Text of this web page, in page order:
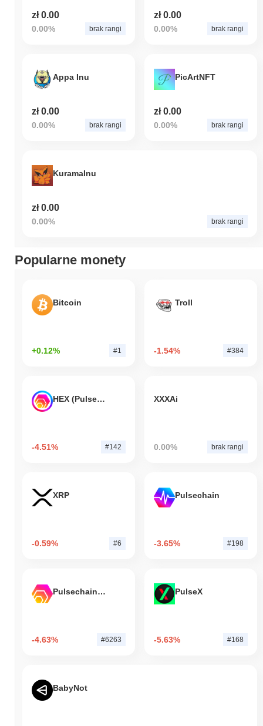
zł 0.00
0.00% brak rangi
zł 0.00
0.00% brak rangi
Appa Inu
zł 0.00
0.00% brak rangi
PicArtNFT
zł 0.00
0.00% brak rangi
KuramaInu
zł 0.00
0.00% brak rangi
Popularne monety
Bitcoin
+0.12% #1
Troll
-1.54% #384
HEX (Pulsechain)
-4.51% #142
XXXAi
0.00% brak rangi
XRP
-0.59% #6
Pulsechain
-3.65% #198
Pulsechain Bridged HEX (Pulsechain)
-4.63% #6263
PulseX
-5.63% #168
BabyNot